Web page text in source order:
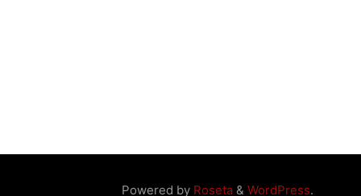
Powered byRoseta& WordPress.